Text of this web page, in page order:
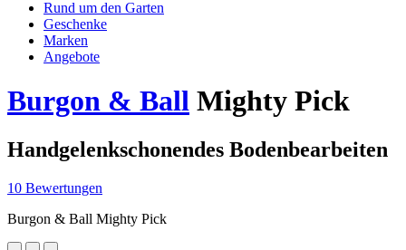
Rund um den Garten
Geschenke
Marken
Angebote
Burgon & Ball Mighty Pick
Handgelenkschonendes Bodenbearbeiten
10 Bewertungen
Burgon & Ball Mighty Pick